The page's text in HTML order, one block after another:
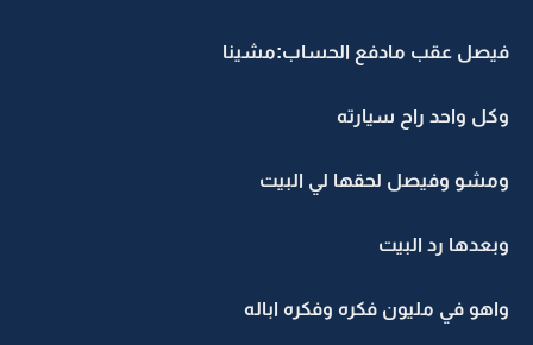
فيصل عقب مادفع الحساب:مشينا
وكل واحد راح سيارته
ومشو وفيصل لحقها لي البيت
وبعدها رد البيت
واهو في مليون فكره وفكره اباله